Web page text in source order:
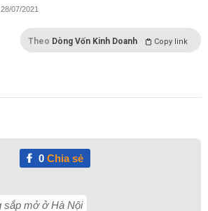
07/2021
Theo Dòng Vốn Kinh Doanh Copy link
0Chia sẻ
mở ở Hà Nội